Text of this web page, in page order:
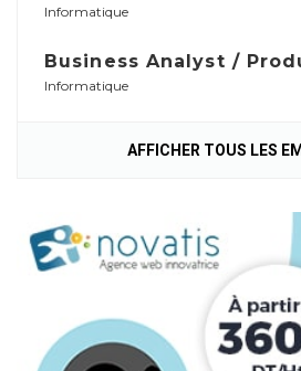
Informatique
Business Analyst /
Informatique
AFFICHER TOUS LES